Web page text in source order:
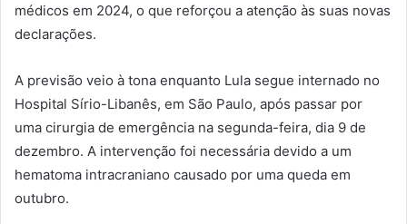
médicos em 2024, o que reforçou a atenção às suas novas
declarações.
A previsão veio à tona enquanto Lula segue internado no
Hospital Sírio-Libanês, em São Paulo, após passar por
uma cirurgia de emergência na segunda-feira, dia 9 de
dezembro. A intervenção foi necessária devido a um
hematoma intracraniano causado por uma queda em
outubro.